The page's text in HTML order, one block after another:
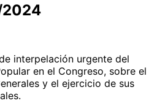
interpelación urgente del
en el Congreso, sobre el
y el ejercicio de sus